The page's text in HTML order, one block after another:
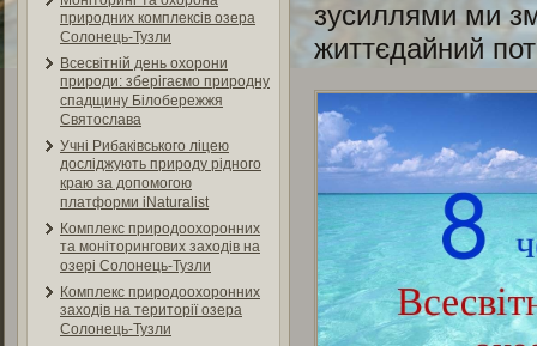
природних комплексів озера
Солонець-Тузли
Всесвітній день охорони
природи: зберігаємо природну
спадщину Білобережжя
Святослава
Учні Рибаківського ліцею
досліджують природу рідного
краю за допомогою
платформи iNaturalist
Комплекс природоохоронних
та моніторингових заходів на
озері Солонець-Тузли
Комплекс природоохоронних
заходів на території озера
Солонець-Тузли
зусиллями ми
життєдайний